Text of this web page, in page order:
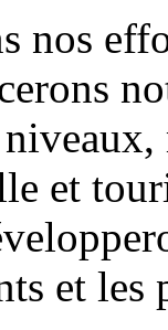
nos
et
et